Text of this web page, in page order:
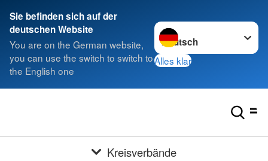
Sie befinden sich auf der
deutschen Website
You are on the German website,
you can use the switch to switch to
the English one
Sprache wechseln zu
Alles klar
Kreisverbände